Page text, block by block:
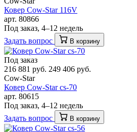
Ковер Cow-Star 116V
арт. 80866
Под заказ, 4–12 недель
Задать вопрос
В корзину
Под заказ
216 881 руб. 249 406 руб.
Cow-Star
Ковер Cow-Star cs-70
арт. 80615
Под заказ, 4–12 недель
Задать вопрос
В корзину